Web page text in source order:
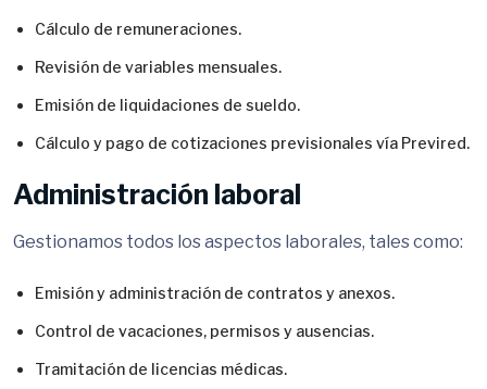
Cálculo de remuneraciones.
Revisión de variables mensuales.
Emisión de liquidaciones de sueldo.
Cálculo y pago de cotizaciones previsionales vía Previred.
Administración laboral
Gestionamos todos los aspectos laborales, tales como:
Emisión y administración de contratos y anexos.
Control de vacaciones, permisos y ausencias.
Tramitación de licencias médicas.